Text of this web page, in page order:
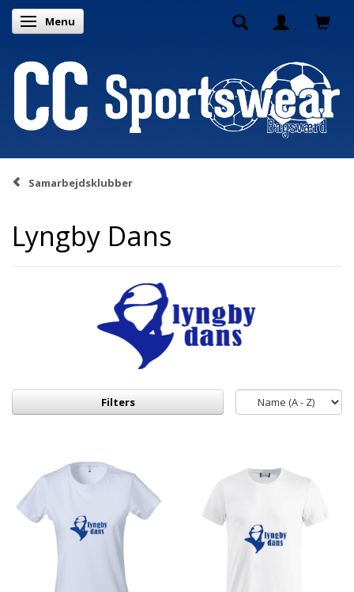
Toggle navigation
Menu
Samarbejdsklubber
Lyngby Dans
Filters